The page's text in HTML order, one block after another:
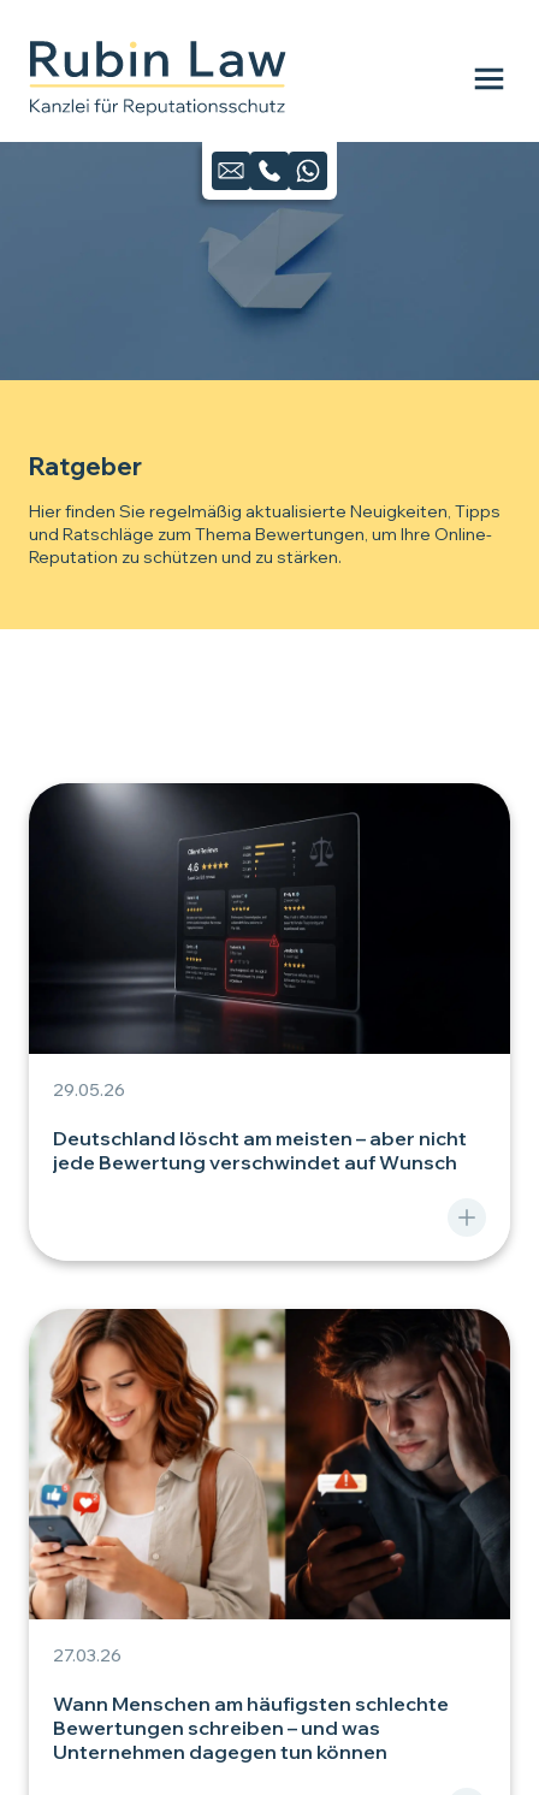
Ratgeber
Hier finden Sie regelmäßig aktualisierte Neuigkeiten, Tipps
und Ratschläge zum Thema Bewertungen, um Ihre Online-
Reputation zu schützen und zu stärken.
29.05.26
Deutschland löscht am meisten – aber nicht
jede Bewertung verschwindet auf Wunsch
27.03.26
Wann Menschen am häufigsten schlechte
Bewertungen schreiben – und was
Unternehmen dagegen tun können